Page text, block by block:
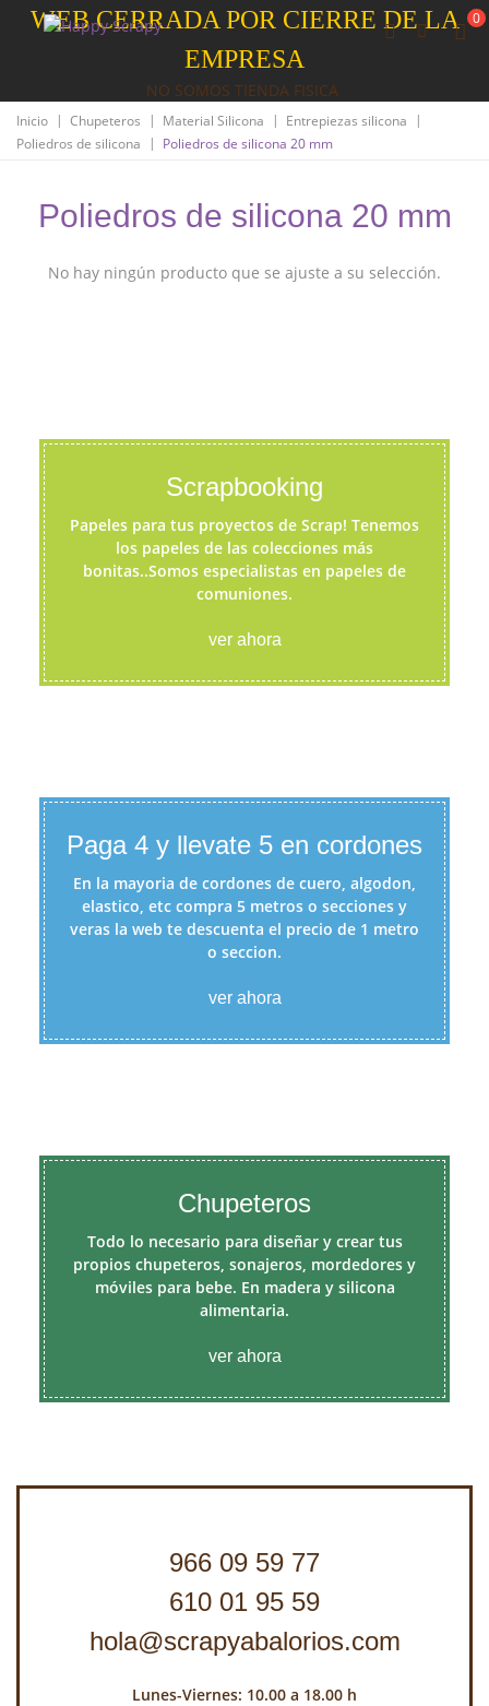
WEB CERRADA POR CIERRE DE LA
EMPRESA
NO SOMOS TIENDA FISICA
0
Inicio | Chupeteros | Material Silicona | Entrepiezas silicona
|
Poliedros de silicona
| Poliedros de silicona 20 mm
Poliedros de silicona 20 mm
No hay ningún producto que se ajuste a su selección.
Scrapbooking
Papeles para tus proyectos de Scrap! Tenemos
los papeles de las colecciones más
bonitas..Somos especialistas en papeles de
comuniones.
ver ahora
Paga 4 y llevate 5 en cordones
En la mayoria de cordones de cuero, algodon,
elastico, etc compra 5 metros o secciones y
veras la web te descuenta el precio de 1 metro
o seccion.
ver ahora
Chupeteros
Todo lo necesario para diseñar y crear tus
propios chupeteros, sonajeros, mordedores y
móviles para bebe. En madera y silicona
alimentaria.
ver ahora
966 09 59 77
610 01 95 59
hola@scrapyabalorios.com
Lunes-Viernes: 10.00 a 18.00 h